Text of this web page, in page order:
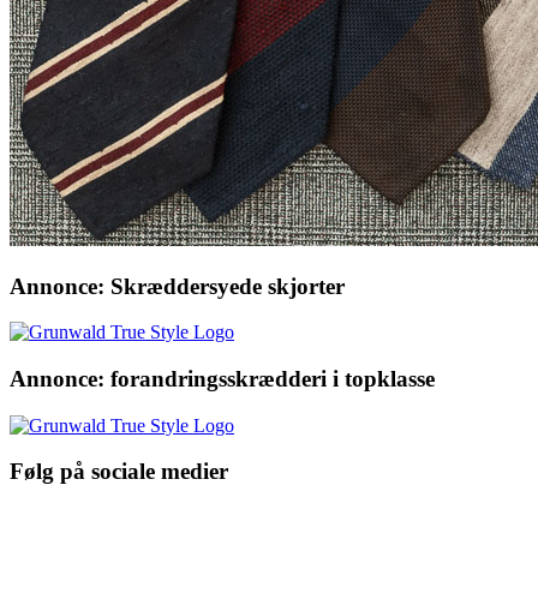
Annonce: Skræddersyede skjorter
Annonce: forandringsskrædderi i topklasse
Følg på sociale medier